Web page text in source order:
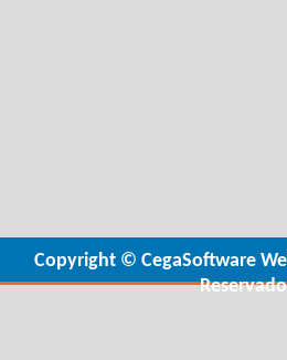
Copyright © CegaSoftware